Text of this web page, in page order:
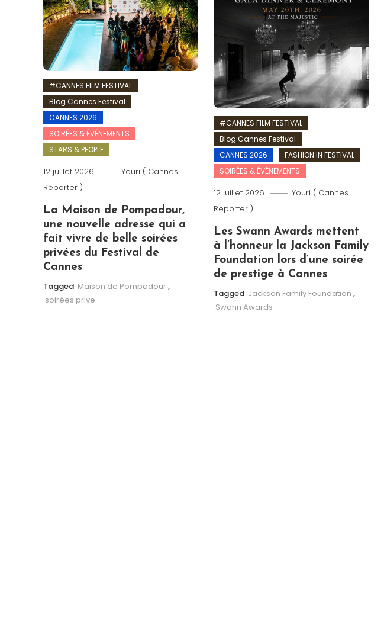
#CANNES FILM FESTIVAL
Blog Cannes Festival
CANNES 2026
SOIRÉES & ÉVÉNEMENTS
STARS & PEOPLE
12 juillet 2026
Youri ( Cannes
Reporter )
La Maison de Pompadour,
une nouvelle adresse qui a
fait vivre de belle soirées
privées du Festival de
Cannes
Tagged Maison de Pompadour,
soirées prive
#CANNES FILM FESTIVAL
Blog Cannes Festival
CANNES 2026
FASHION IN FESTIVAL
SOIRÉES & ÉVÉNEMENTS
12 juillet 2026
Youri ( Cannes
Reporter )
Les Swann Awards mettent
à l’honneur la Jackson Family
Foundation lors d’une soirée
de prestige à Cannes
Tagged Jackson Family Foundation ,
Swann Awards